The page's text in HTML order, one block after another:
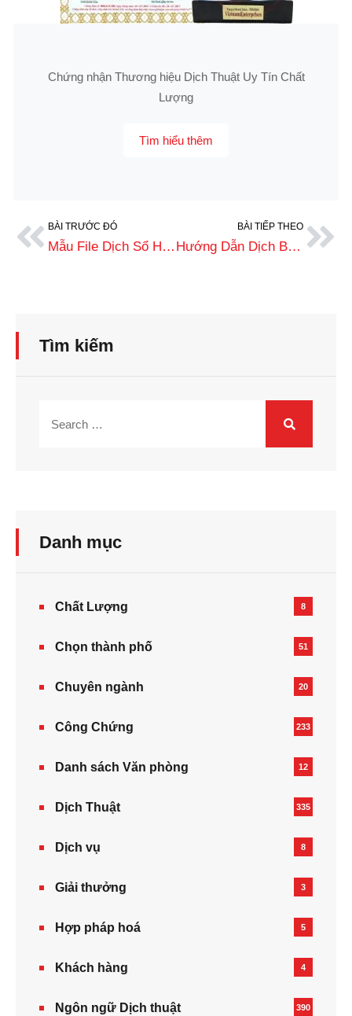
Chứng nhận Thương hiệu Dịch Thuật Uy Tín Chất
Lượng
Tìm hiểu thêm
BÀI TRƯỚC ĐÓ
Mẫu File Dịch Sổ Hộ Khẩu Tiếng Nhật Chuẩn: Hướng Dẫn Chi Tiết A-Z
BÀI TIẾP THEO
Hướng Dẫn Dịch Bằng Lái Xe Sang Tiếng Nhật Chi Tiết
Tìm kiếm
Danh mục
Chất Lượng 8
Chọn thành phố 51
Chuyên ngành 20
Công Chứng 233
Danh sách Văn phòng 12
Dịch Thuật 335
Dịch vụ 8
Giải thưởng 3
Hợp pháp hoá 5
Khách hàng 4
Ngôn ngữ Dịch thuật 390